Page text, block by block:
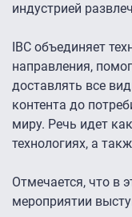
индустрией
IBC объединяет
направления,
доставлять все
контента до
миру. Речь идет
технологиях, а
Отмечается, что в
мероприятии